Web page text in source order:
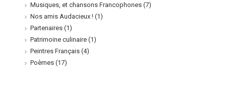
Musiques, et chansons Francophones (7)
Nos amis Audacieux ! (1)
Partenaires (1)
Patrimoine culinaire (1)
Peintres Français (4)
Poèmes (17)